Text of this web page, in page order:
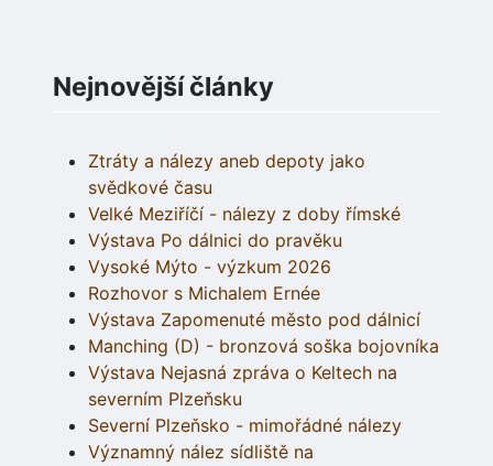
Nejnovější články
Ztráty a nálezy aneb depoty jako
svědkové času
Velké Meziříčí - nálezy z doby římské
Výstava Po dálnici do pravěku
Vysoké Mýto - výzkum 2026
Rozhovor s Michalem Ernée
Výstava Zapomenuté město pod dálnicí
Manching (D) - bronzová soška bojovníka
Výstava Nejasná zpráva o Keltech na
severním Plzeňsku
Severní Plzeňsko - mimořádné nálezy
Významný nález sídliště na